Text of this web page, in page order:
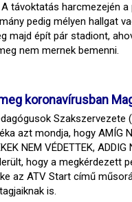
távoktatás harcmezején
pedig mélyen hallgat
majd épít pár stadiont,
nem mernek bemenni.
koronavírusban
Szakszervezete
azt mondja, hogy AMÍG
NEM VÉDETTEK,
hogy a
az ATV Start című
is.